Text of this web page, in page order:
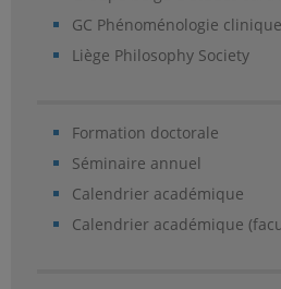
GC Phénoménologie clinique
Liège Philosophy Society
Formation doctorale
Séminaire annuel
Calendrier académique
Calendrier académique